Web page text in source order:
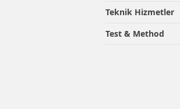
Teknik Hizmetler
Test & Method